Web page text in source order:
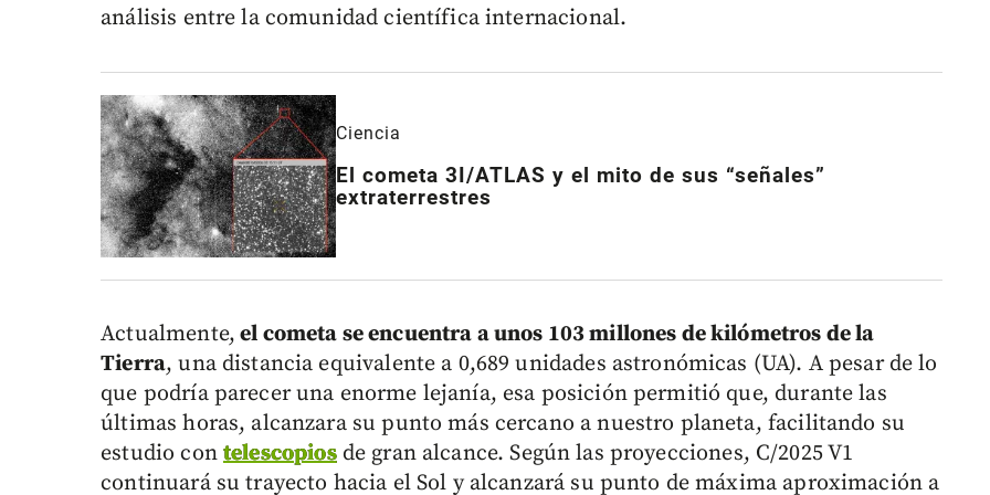
análisis entre la comunidad científica internacional.
Ciencia
El cometa 3I/ATLAS y el mito de sus “señales”
extraterrestres
Actualmente, el cometa se encuentra a unos 103 millones de kilómetros de la
Tierra, una distancia equivalente a 0,689 unidades astronómicas (UA). A pesar de lo
que podría parecer una enorme lejanía, esa posición permitió que, durante las
últimas horas, alcanzara su punto más cercano a nuestro planeta, facilitando su
estudio con telescopiosde gran alcance. Según las proyecciones, C/2025 V1
continuará su trayecto hacia el Sol y alcanzará su punto de máxima aproximación a